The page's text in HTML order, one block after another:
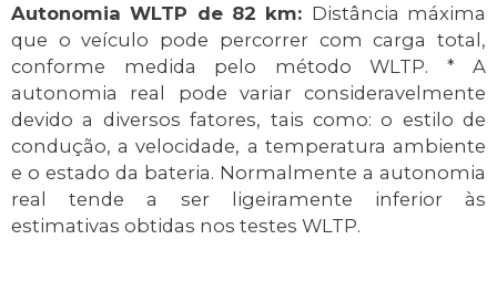
Autonomia WLTP de 82 km: Distância máxima
que o veículo pode percorrer com carga total,
conforme medida pelo método WLTP. * A
autonomia real pode variar consideravelmente
devido a diversos fatores, tais como: o estilo de
condução, a velocidade, a temperatura ambiente
e o estado da bateria. Normalmente a autonomia
real tende a ser ligeiramente inferior às
estimativas obtidas nos testes WLTP.